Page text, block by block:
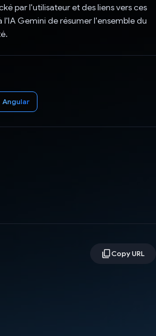
par l'utilisateur et des liens vers ces
Gemini de résumer l'ensemble du
Angular